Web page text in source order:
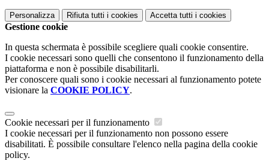
Personalizza Rifiuta tutti i cookies Accetta tutti i cookies
Gestione cookie
In questa schermata è possibile scegliere quali cookie consentire.
I cookie necessari sono quelli che consentono il funzionamento della
piattaforma e non è possibile disabilitarli.
Per conoscere quali sono i cookie necessari al funzionamento potete
visionare la COOKIE POLICY.
Cookie necessari per il funzionamento
I cookie necessari per il funzionamento non possono essere
disabilitati. È possibile consultare l'elenco nella pagina della cookie
policy.